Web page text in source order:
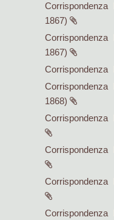
Corrispondenza
1867)
Corrispondenza
1867)
Corrispondenza
Corrispondenza
1868)
Corrispondenza
Corrispondenza
Corrispondenza
Corrispondenza